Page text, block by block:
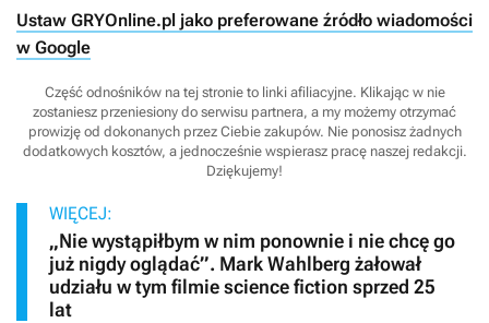
Ustaw GRYOnline.pl jako preferowane źródło wiadomości
w Google
Część odnośników na tej stronie to linki afiliacyjne. Klikając w nie
zostaniesz przeniesiony do serwisu partnera, a my możemy otrzymać
prowizję od dokonanych przez Ciebie zakupów. Nie ponosisz żadnych
dodatkowych kosztów, a jednocześnie wspierasz pracę naszej redakcji.
Dziękujemy!
WIĘCEJ:
„Nie wystąpiłbym w nim ponownie i nie chcę go
już nigdy oglądać”. Mark Wahlberg żałował
udziału w tym filmie science fiction sprzed 25
lat